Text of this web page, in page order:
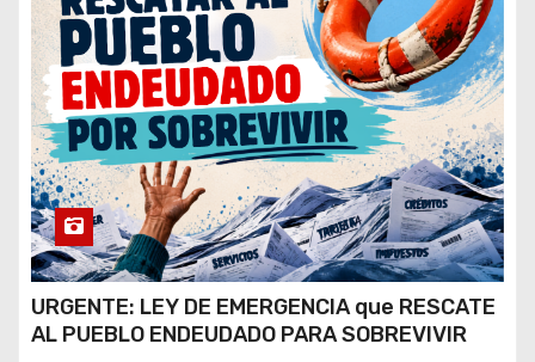
URGENTE: LEY DE EMERGENCIA que RESCATE
AL PUEBLO ENDEUDADO PARA SOBREVIVIR